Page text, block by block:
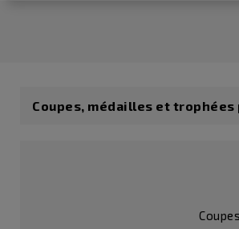
Coupes, médailles et